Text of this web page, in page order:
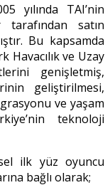
yılında TAI’nin
satın
Bu kapsamda
Havacılık ve Uzay
genişletmiş,
geliştirilmesi,
ve yaşam
teknoloji
ilk yüz oyuncu
bağlı olarak;